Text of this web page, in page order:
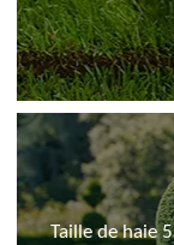
Taille de haie